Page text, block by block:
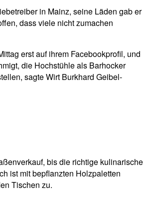
in Mainz, seine Läden gab er
dass viele nicht zumachen
erst auf ihrem Facebookprofil, und
die Hochstühle als Barhocker
sagte Wirt Burkhard Geibel-
bis die richtige kulinarische
ist mit bepflanzten Holzpaletten
Tischen zu.